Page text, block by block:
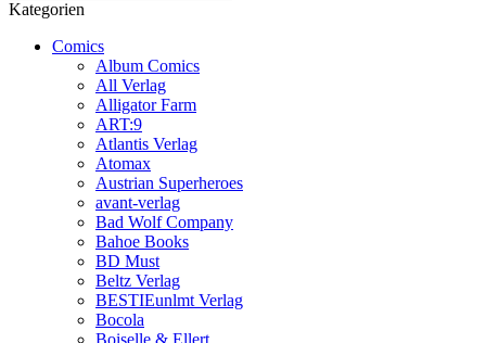
Kategorien
Comics
Album Comics
All Verlag
Alligator Farm
ART:9
Atlantis Verlag
Atomax
Austrian Superheroes
avant-verlag
Bad Wolf Company
Bahoe Books
BD Must
Beltz Verlag
BESTIEunlmt Verlag
Bocola
Boiselle & Ellert